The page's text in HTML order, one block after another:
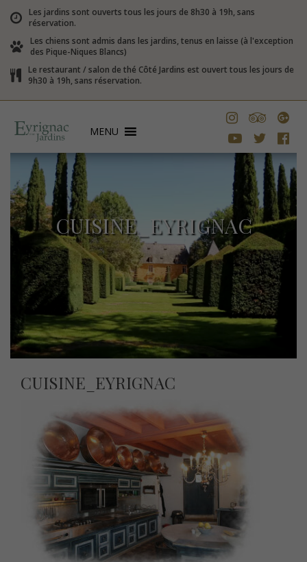
Les jardins sont ouverts tous les jours de 8h30 à 19h, sans
réservation.
Les chiens sont admis dans les jardins, tenus en laisse (à l'exception
des Pique-Niques Blancs)
Le restaurant / salon de thé Côté Jardins est ouvert tous les jours de
9h30 à 19h, sans réservation.
MENU
CUISINE_EYRIGNAC
CUISINE_EYRIGNAC